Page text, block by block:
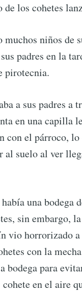
los cohetes
niños de
padres en la
pirotecnia.
a sus padres a
en una capilla
con el párroco,
al suelo al ver
una bodega
sin embargo,
vio horrorizado
con la
bodega para
en el aire